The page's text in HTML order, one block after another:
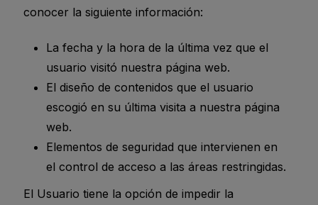
conocer la siguiente información:
La fecha y la hora de la última vez que el
usuario visitó nuestra página web.
El diseño de contenidos que el usuario
escogió en su última visita a nuestra página
web.
Elementos de seguridad que intervienen en
el control de acceso a las áreas restringidas.
El Usuario tiene la opción de impedir la